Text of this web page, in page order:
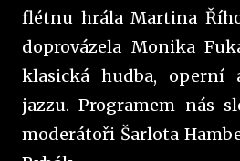
flétnu hrála Martina
doprovázela Monika
klasická hudba, operní
jazzu. Programem nás
moderátoři Šarlota